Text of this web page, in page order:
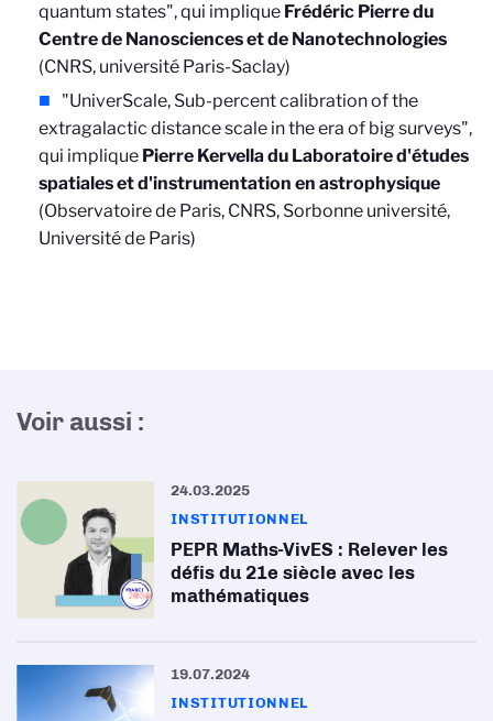
quantum states", qui implique Frédéric Pierre du
Centre de Nanosciences et de Nanotechnologies
(CNRS, université Paris-Saclay)
"UniverScale, Sub-percent calibration of the
extragalactic distance scale in the era of big surveys",
qui implique Pierre Kervella du Laboratoire d'études
spatiales et d'instrumentation en astrophysique
(Observatoire de Paris, CNRS, Sorbonne université,
Université de Paris)
Voir aussi :
24.03.2025
INSTITUTIONNEL
PEPR Maths-VivES : Relever les
défis du 21e siècle avec les
mathématiques
19.07.2024
INSTITUTIONNEL